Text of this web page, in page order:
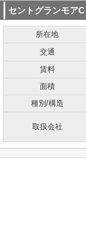
セントグランモアC
所在地
交通
賃料
面積
種別/構造
取扱会社